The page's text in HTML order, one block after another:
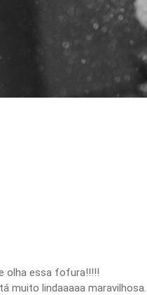
olha essa fofura!!!!!
muito lindaaaaa maravilhosa.